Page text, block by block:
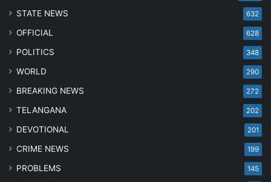
STATE NEWS 632
OFFICIAL 628
POLITICS 348
WORLD 290
BREAKING NEWS 272
TELANGANA 202
DEVOTIONAL 201
CRIME NEWS 199
PROBLEMS 145